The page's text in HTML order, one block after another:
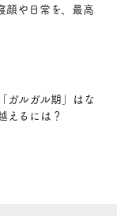
顔や日常を、最高
ガルガル期」はな
えるには？